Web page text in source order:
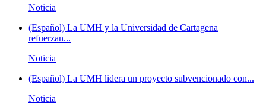
Noticia
(Español) La UMH y la Universidad de Cartagena
refuerzan...
Noticia
(Español) La UMH lidera un proyecto subvencionado con...
Noticia